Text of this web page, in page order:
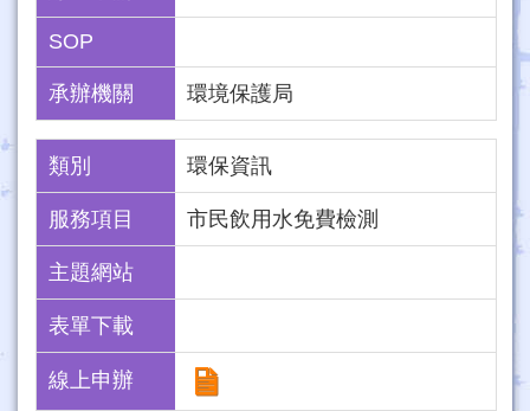
SOP
承辦機關 環境保護局
類別 環保資訊
服務項目 市民飲用水免費檢測
主題網站
表單下載
線上申辦